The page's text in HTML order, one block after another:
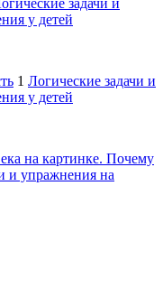
задачи и
у детей
1 Логические задачи и
у детей
на картинке. Почему
и упражнения на